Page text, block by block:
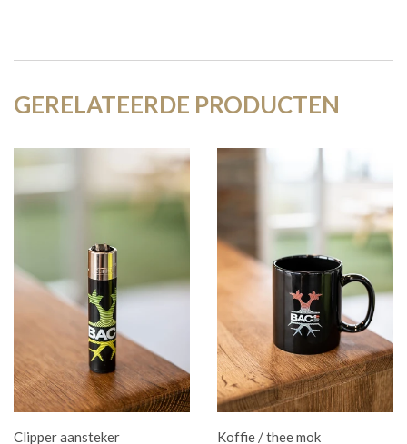
GERELATEERDE PRODUCTEN
Clipper aansteker Koffie / thee mok